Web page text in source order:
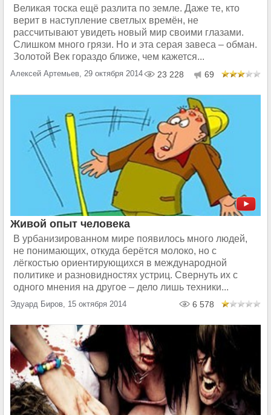
Великая тоска ещё разлита по земле. Даже те, кто
верит в наступление светлых времён, не
рассчитывают увидеть новый мир своими глазами.
Слишком много грязи. Но и эта серая завеса – обман.
Золотой Век гораздо ближе, чем кажется...
Алексей Артемьев, 29 октября 2014 23 228 69
Живой опыт человека
В урбанизированном мире появилось много людей,
не понимающих, откуда берётся молоко, но с
лёгкостью ориентирующихся в международной
политике и разновидностях устриц. Свернуть их с
одного мнения на другое – дело лишь техники...
Эдуард Биров, 15 октября 2014 6 578